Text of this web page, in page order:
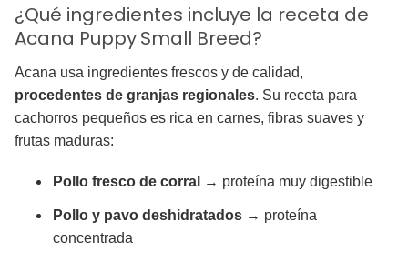
¿Qué ingredientes incluye la receta de
Acana PuppySmall Breed?
Acana usa ingredientes frescos y de calidad,
procedentes de granjas regionales. Su receta para
cachorros pequeños es rica en carnes, fibras suaves y
frutas maduras:
Pollo fresco de corral → proteína muy digestible
Pollo y pavo deshidratados → proteína
concentrada